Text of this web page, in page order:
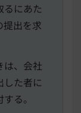
るにあた
提出を求
は、会社
した者に
る。